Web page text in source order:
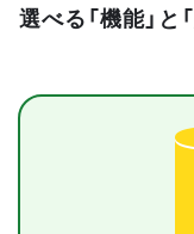
選べる「機能」と